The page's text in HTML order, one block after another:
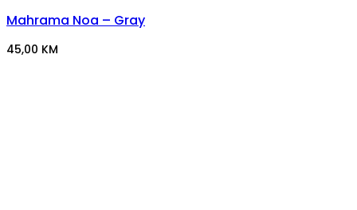
Mahrama Noa – Gray
45,00 KM